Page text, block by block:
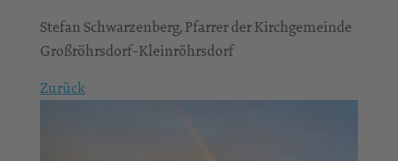
Stefan Schwarzenberg, Pfarrer der Kirchgemeinde
Großröhrsdorf-Kleinröhrsdorf
Zurück